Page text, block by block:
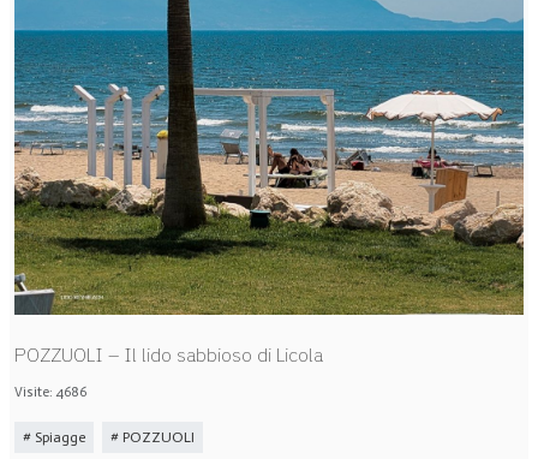
POZZUOLI – Il lido sabbioso di Licola
Visite: 4686
Spiagge POZZUOLI